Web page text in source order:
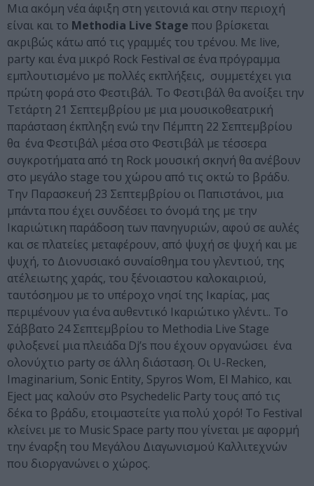
Μια ακόμη νέα άφιξη στη γειτονιά και στην περιοχή
είναι και το Methodia Live Stage που βρίσκεται
ακριβώς κάτω από τις γραμμές του τρένου. Με live,
party και ένα μικρό Rock Festival σε ένα πρόγραμμα
εμπλουτισμένο με πολλές εκπλήξεις, συμμετέχει για
πρώτη φορά στο Φεστιβάλ. Το Φεστιβάλ θα ανοίξει την
Τετάρτη 21 Σεπτεμβρίου με μια μουσικοθεατρική
παράσταση έκπληξη ενώ την Πέμπτη 22 Σεπτεμβρίου
θα ένα Φεστιβάλ μέσα στο Φεστιβάλ με τέσσερα
συγκροτήματα από τη Rock μουσική σκηνή θα ανέβουν
στο μεγάλο stage του χώρου από τις οκτώ το βράδυ.
Την Παρασκευή 23 Σεπτεμβρίου οι Παπιστάνοι, μια
μπάντα που έχει συνδέσει το όνομά της με την
Ικαριώτικη παράδοση των πανηγυριών, αφού σε αυλές
και σε πλατείες μεταφέρουν, από ψυχή σε ψυχή και με
ψυχή, το Διονυσιακό συναίσθημα του γλεντιού, της
ατέλειωτης χαράς, του ξένοιαστου καλοκαιριού,
ταυτόσημου με το υπέροχο νησί της Ικαρίας, μας
περιμένουν για ένα αυθεντικό Ικαριώτικο γλέντι.. Το
Σάββατο 24 Σεπτεμβρίου το Methodia Live Stage
φιλοξενεί μια πλειάδα Dj’s που έχουν οργανώσει ένα
ολονύχτιο party σε άλλη διάσταση. Οι U-Recken,
Imaginarium, Sonic Entity, Spyros Wom, El Mahico, και
Eject μας καλούν στο Psychedelic Party τους από τις
δέκα το βράδυ, ετοιμαστείτε για πολύ χορό! Το Festival
κλείνει με το Music Space party που γίνεται με αφορμή
την έναρξη του Μεγάλου Διαγωνισμού Καλλιτεχνών
που διοργανώνει ο χώρος.